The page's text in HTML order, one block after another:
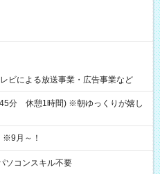
ビによる放送事業・広告事業など
分 休憩1時間) ※朝ゆっくりが嬉し
月～！
ソコンスキル不要